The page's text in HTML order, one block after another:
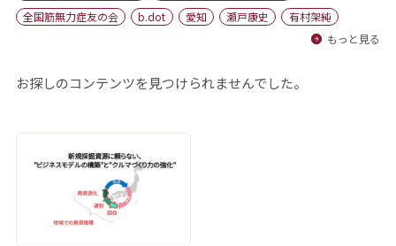
会社概要
全国筋無力症友の会
b.dot 愛知 瀬戸康史
有村架純
もっと見る
お探しのコンテンツを見つけられませんでした。